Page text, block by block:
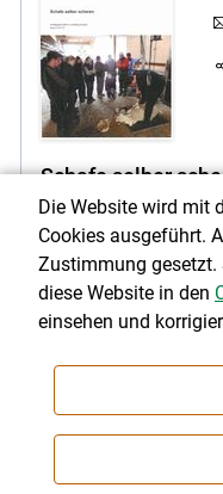
Schafe selber
Planung und
Methode und
Wollverkauf)
2 Euro
Die Website wird mit
Cookies ausgeführt.
Zustimmung gesetzt.
diese Website in den
einsehen und